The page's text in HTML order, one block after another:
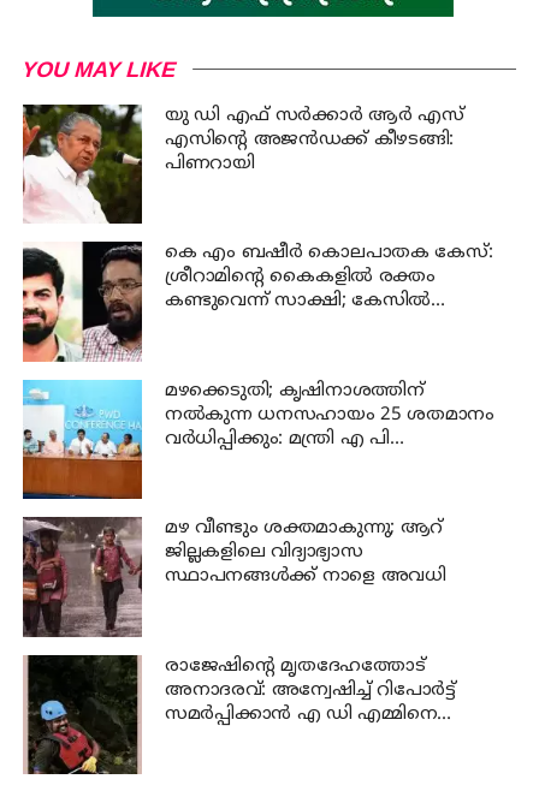
YOU MAY LIKE
യു ഡി എഫ് സര്‍ക്കാര്‍ ആര്‍ എസ്
എസിന്റെ അജന്‍ഡക്ക്‌ കീഴടങ്ങി:
പിണറായി
കെ എം ബഷീര്‍ കൊലപാതക കേസ്:
ശ്രീറാമിന്റെ കൈകളില്‍ രക്തം
കണ്ടുവെന്ന് സാക്ഷി; കേസില്‍
മഴക്കെടുതി; കൃഷിനാശത്തിന്
നല്‍കുന്ന ധനസഹായം 25 ശതമാനം
വര്‍ധിപ്പിക്കും: മന്ത്രി എ പി
മഴ വീണ്ടും ശക്തമാകുന്നു; ആറ്
ജില്ലകളിലെ വിദ്യാഭ്യാസ
സ്ഥാപനങ്ങള്‍ക്ക് നാളെ അവധി
രാജേഷിന്റെ മൃതദേഹത്തോട്
അനാദരവ്: അന്വേഷിച്ച് റിപോര്‍ട്ട്
സമര്‍പ്പിക്കാന്‍ എ ഡി എമ്മിനെ